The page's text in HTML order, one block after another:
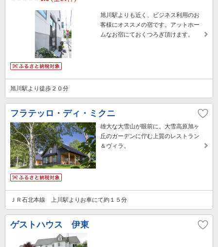
旭川駅よりも近く、ビジネス利用のお
客様にオススメの宿です。アットホー
ムなお宿にておくつろぎ頂けます。
旭川駅より徒歩２０分
フラテッロ・ディ・ミクニ
雄大な大雪山が眼前に。大雪高原旭ヶ
丘のガーデンに佇む上質のレストラン
＆ヴィラ。
ＪＲ石北本線 上川駅よりお車にて約１５分
ゲストハウス 伊東